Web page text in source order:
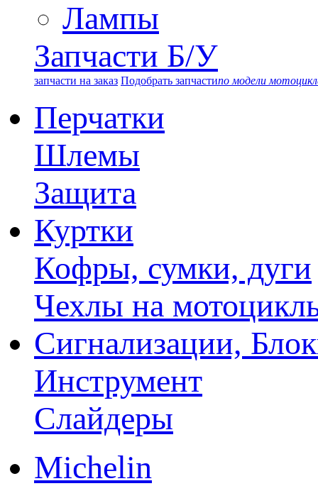
Лампы
Запчасти Б/У
запчасти на заказ Подобрать запчастипо модели
Перчатки
Шлемы
Защита
Куртки
Кофры, сумки, дуги
Чехлы на
Сигнализации,
Инструмент
Слайдеры
Michelin